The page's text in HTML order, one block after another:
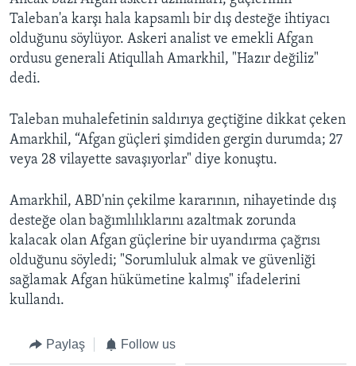
Taleban'a karşı hala kapsamlı bir dış desteğe ihtiyacı
olduğunu söylüyor. Askeri analist ve emekli Afgan
ordusu generali Atiqullah Amarkhil, "Hazır değiliz"
dedi.
Taleban muhalefetinin saldırıya geçtiğine dikkat çeken
Amarkhil, “Afgan güçleri şimdiden gergin durumda; 27
veya 28 vilayette savaşıyorlar" diye konuştu.
Amarkhil, ABD'nin çekilme kararının, nihayetinde dış
desteğe olan bağımlılıklarını azaltmak zorunda
kalacak olan Afgan güçlerine bir uyandırma çağrısı
olduğunu söyledi; "Sorumluluk almak ve güvenliği
sağlamak Afgan hükümetine kalmış" ifadelerini
kullandı.
Paylaş Follow us